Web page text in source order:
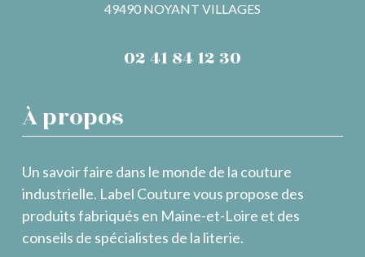
49490 NOYANT VILLAGES
02 41 84 12 30
À propos
Un savoir faire dans le monde de la couture
industrielle. Label Couture vous propose des
produits fabriqués en Maine-et-Loire et des
conseils de spécialistes de la literie.